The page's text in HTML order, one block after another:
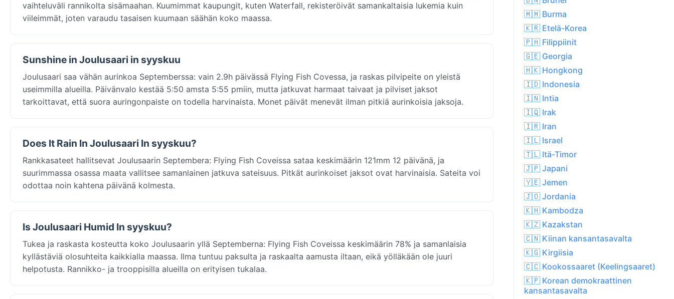
vaihteluväli rannikolta sisämaahan. Kuumimmat kaupungit, kuten Waterfall, rekisteröivät samankaltaisia lukemia kuin
viileimmät, joten varaudu tasaisen kuumaan säähän koko maassa.
Sunshine in Joulusaari in syyskuu
Joulusaari saa vähän aurinkoa Septemberssa: vain 2.9h päivässä Flying Fish Covessa, ja raskas pilvipeite on yleistä
useimmilla alueilla. Päivänvalo kestää 5:50 amsta 5:55 pmiin, mutta jatkuvat harmaat taivaat ja pilviset jaksot
tarkoittavat, että suora auringonpaiste on todella harvinaista. Monet päivät menevät ilman pitkiä aurinkoisia jaksoja.
Does It Rain In Joulusaari In syyskuu?
Rankkasateet hallitsevat Joulusaarin Septembera: Flying Fish Coveissa sataa keskimäärin 121mm 12 päivänä, ja
suurimmassa osassa maata vallitsee samanlainen jatkuva sateisuus. Pitkät aurinkoiset jaksot ovat harvinaisia. Sateita voi
odottaa noin kahtena päivänä kolmesta.
Is Joulusaari Humid In syyskuu?
Tukea ja raskasta kosteutta koko Joulusaarin yllä Septemberna: Flying Fish Coveissa keskimäärin 78% ja samanlaisia
kyllästäviä olosuhteita kaikkialla maassa. Ilma tuntuu paksulta ja raskaalta aamusta iltaan, eikä yölläkään ole juuri
helpotusta. Rannikko- ja trooppisilla alueilla on erityisen tukalaa.
🇲🇲 Burma
🇰🇷 Etelä-Korea
🇵🇭 Filippiinit
🇬🇪 Georgia
🇭🇰 Hongkong
🇮🇩 Indonesia
🇮🇳 Intia
🇮🇶 Irak
🇮🇷 Iran
🇮🇱 Israel
🇹🇱 Itä-Timor
🇯🇵 Japani
🇾🇪 Jemen
🇯🇴 Jordania
🇰🇭 Kambodza
🇰🇿 Kazakstan
🇨🇳 Kiinan kansantasavalta
🇰🇬 Kirgiisia
🇨🇨 Kookossaaret (Keelingsaaret)
🇰🇵 Korean demokraattinen
kansantasavalta